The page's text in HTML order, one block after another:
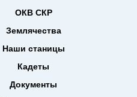
ОКВ СКР
Землячества
Наши станицы
Кадеты
Документы